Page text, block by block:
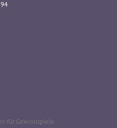
für Gewinnspiele